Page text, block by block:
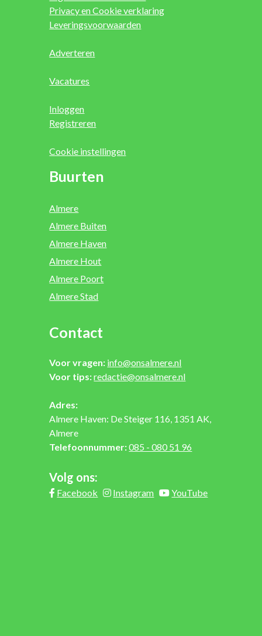
Privacy en Cookie verklaring
Leveringsvoorwaarden
Adverteren
Vacatures
Inloggen
Registreren
Cookie instellingen
Buurten
Almere
Almere Buiten
Almere Haven
Almere Hout
Almere Poort
Almere Stad
Contact
Voor vragen: info@onsalmere.nl
Voor tips:redactie@onsalmere.nl
Adres:
Almere Haven: De Steiger 116, 1351 AK,
Almere
Telefoonnummer:085 - 080 51 96
Volg ons:
Facebook Instagram YouTube